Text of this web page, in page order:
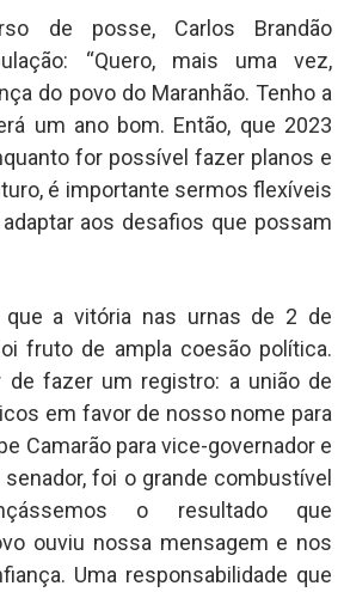
de posse, Carlos Brandão
“Quero, mais uma vez,
do povo do Maranhão. Tenho a
um ano bom. Então, que 2023
for possível fazer planos e
é importante sermos flexíveis
aos desafios que possam
que a vitória nas urnas de 2 de
fruto de ampla coesão política.
de fazer um registro: a união de
em favor de nosso nome para
Camarão para vice-governador e
senador, foi o grande combustível
o resultado que
ouviu nossa mensagem e nos
Uma responsabilidade que